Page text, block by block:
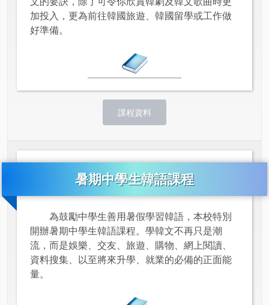
加投入，更為前往韓國旅遊、韓國留學或工作做
好準備。
課程資料
暑期中學生韓語課程
為鼓勵中學生善用暑假學習韓語，本校特別
開辦暑期中學生韓語課程。學韓文不再只是潮
流，而是娛樂、交友、旅遊、購物、網上閱讀、
資料搜集、以至將來升學、就業的必備的正面能
量。